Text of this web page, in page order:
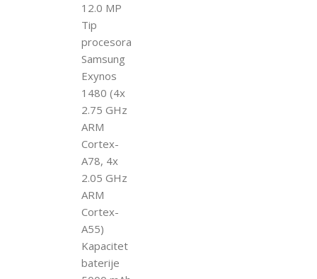
12.0 MP
Tip
procesora
Samsung
Exynos
1480 (4x
2.75 GHz
ARM
Cortex-
A78, 4x
2.05 GHz
ARM
Cortex-
A55)
Kapacitet
baterije